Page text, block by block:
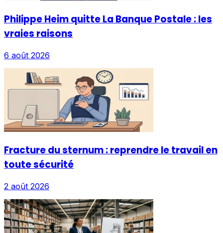
Philippe Heim quitte La Banque Postale : les
vraies raisons
6 août 2026
Fracture du sternum : reprendre le travail en
toute sécurité
2 août 2026